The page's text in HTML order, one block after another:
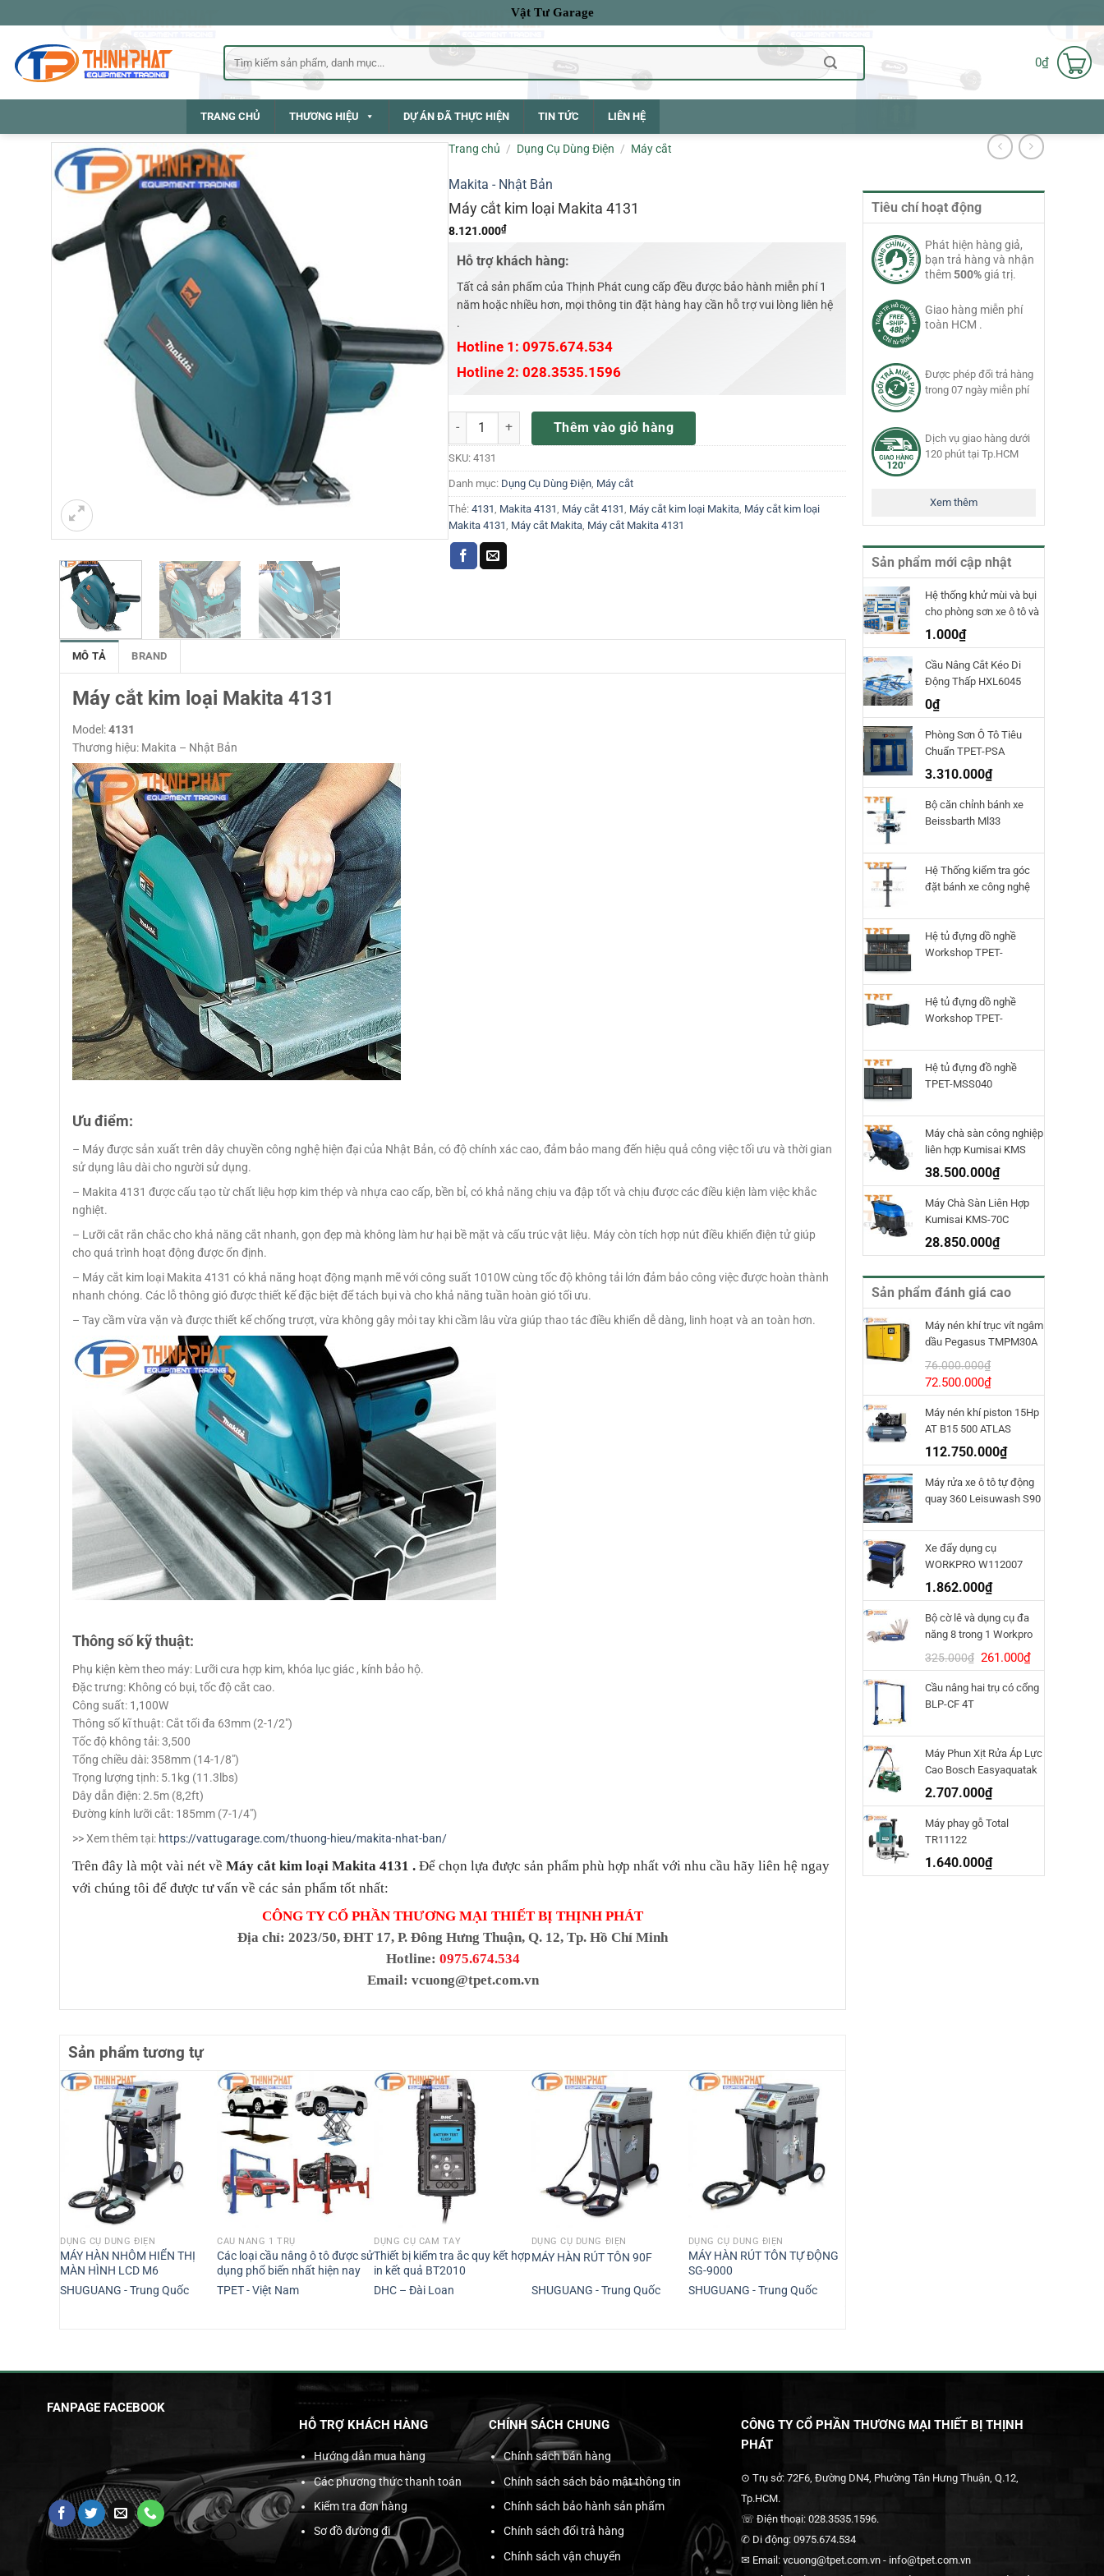
qua
dung
Vật Tư Garage
Tìm
kiếm:
0₫
TRANG CHỦ THƯƠNG HIỆU DỰ ÁN ĐÃ THỰC HIỆN TIN TỨC LIÊN HỆ
Tiêu chí hoạt động
Phát hiện hàng giả,
bạn trả hàng và nhận
thêm500%giá trị.
Giao hàng miễn phí
toàn HCM .
Được phép đổi trả hàng
trong 07 ngày miễn phí
Dịch vụ giao hàng dưới
120 phút tại Tp.HCM
Xem thêm
Sản phẩm mới cập nhật
Hệ thống khử mùi và bụi
cho phòng sơn xe ô tô và
phòng sơn công nghiệp
TPET
1.000₫
Cầu Nâng Cắt Kéo Di
Động Thấp HXL6045
Hauvrex
0₫
Phòng Sơn Ô Tô Tiêu
Chuẩn TPET-PSA
3.310.000₫
Bộ căn chỉnh bánh xe
Beissbarth Ml33
Hệ Thống kiểm tra góc
đặt bánh xe công nghệ
Beissbarth
Hệ tủ đựng dồ nghề
Workshop TPET-
Hệ tủ đựng dồ nghề
Workshop TPET-
Hệ tủ đựng đồ nghề
TPET-MSS040
Máy chà sàn công nghiệp
liên hợp Kumisai KMS
70D
38.500.000₫
Máy Chà Sàn Liên Hợp
Kumisai KMS-70C
28.850.000₫
Sản phẩm đánh giá cao
Máy nén khí trục vít ngâm
dầu Pegasus TMPM30A
INVT
76.000.000₫
Giá
gốc
là:
76.000.000₫.
72.500.000₫Giá
hiện
tại
là:
72.500.000₫.
Máy nén khí piston 15Hp
AT B15 500 ATLAS
COPCO
112.750.000₫
Máy rửa xe ô tô tự động
quay 360 Leisuwash S90
Xe đẩy dụng cụ
WORKPRO W112007
1.862.000₫
Bộ cờ lê và dụng cụ đa
năng 8 trong 1 Workpro
W014011
325.000₫ Giá
gốc
là:
261.000₫Giá
hiện
tại
Cầu nâng hai trụ có cổng
BLP-CF 4T
Máy Phun Xịt Rửa Áp Lực
Cao Bosch Easyaquatak
120
2.707.000₫
Máy phay gỗ Total
TR11122
1.640.000₫
Trang chủ / Dụng Cụ Dùng Điện / Máy cắt
Makita - Nhật Bản
Máy cắt kim loại Makita 4131
8.121.000₫
Hỗ trợ khách hàng:
Tất cả sản phẩm của Thịnh Phát cung cấp đều được bảo hành miễn phí 1
năm hoặc nhiều hơn, mọi thông tin đặt hàng hay cần hỗ trợ vui lòng liên hệ
.
Hotline 1: 0975.674.534
Hotline 2: 028.3535.1596
Máy cắt kim loại Makita 4131 số lượng
Thêm vào giỏ hàng
SKU: 4131
Danh mục: Dụng Cụ Dùng Điện Máy cắt
Thẻ: 4131 Makita 4131 Máy cắt 4131 Máy cắt kim loại Makita Máy cắt kim loại
Makita 4131 Máy cắt Makita Máy cắt Makita 4131
MÔ TẢ BRAND
Máy cắt kim loại Makita 4131
Model:4131
Thương hiệu: Makita – Nhật Bản
Ưu điểm:
– Máy được sản xuất trên dây chuyền công nghệ hiện đại của Nhật Bản, có độ chính xác cao, đảm bảo mang đến hiệu quả công việc tối ưu và thời gian
sử dụng lâu dài cho người sử dụng.
– Makita 4131 được cấu tạo từ chất liệu hợp kim thép và nhựa cao cấp, bền bỉ, có khả năng chịu va đập tốt và chịu được các điều kiện làm việc khắc
nghiệt.
– Lưỡi cắt rắn chắc cho khả năng cắt nhanh, gọn đẹp mà không làm hư hại bề mặt và cấu trúc vật liệu. Máy còn tích hợp nút điều khiển điện tử giúp
cho quá trình hoạt động được ổn định.
– Máy cắt kim loại Makita 4131 có khả năng hoạt động mạnh mẽ với công suất 1010W cùng tốc độ không tải lớn đảm bảo công việc được hoàn thành
nhanh chóng. Các lỗ thông gió được thiết kế đặc biệt để tách bụi và cho khả năng tuần hoàn gió tối ưu.
– Tay cầm vừa vặn và được thiết kế chống trượt, vừa không gây mỏi tay khi cầm lâu vừa giúp thao tác điều khiển dễ dàng, linh hoạt và an toàn hơn.
Thông số kỹ thuật:
Phụ kiện kèm theo máy: Lưỡi cưa hợp kim, khóa lục giác , kính bảo hộ.
Đặc trưng: Không có bụi, tốc độ cắt cao.
Công suất: 1,100W
Thông số kĩ thuật: Cắt tối đa 63mm (2-1/2″)
Tốc độ không tải: 3,500
Tổng chiều dài: 358mm (14-1/8″)
Trọng lượng tịnh: 5.1kg (11.3lbs)
Dây dẫn điện: 2.5m (8,2ft)
Đường kính lưỡi cắt: 185mm (7-1/4″)
>> Xem thêm tại: https://vattugarage.com/thuong-hieu/makita-nhat-ban/
Trên đây là một vài nét về Máy cắt kim loại Makita 4131 . Để chọn lựa được sản phẩm phù hợp nhất với nhu cầu hãy liên hệ ngay
với chúng tôi để được tư vấn về các sản phẩm tốt nhất:
CÔNG TY CỔ PHẦN THƯƠNG MẠI THIẾT BỊ THỊNH PHÁT
Địa chỉ: 2023/50, ĐHT 17, P. Đông Hưng Thuận, Q. 12, Tp. Hồ Chí Minh
Hotline: 0975.674.534
Email: vcuong@tpet.com.vn
Sản phẩm tương tự
DỤNG CỤ DÙNG ĐIỆN
MÁY HÀN NHÔM HIỂN THỊ
MÀN HÌNH LCD M6
SHUGUANG - Trung Quốc
CẦU NÂNG 1 TRỤ
Các loại cầu nâng ô tô được sử
dụng phổ biến nhất hiện nay
TPET - Việt Nam
DỤNG CỤ CẦM TAY
Thiết bị kiểm tra ắc quy kết hợp
in kết quả BT2010
DHC – Đài Loan
DỤNG CỤ DÙNG ĐIỆN
MÁY HÀN RÚT TÔN 90F
SHUGUANG - Trung Quốc
DỤNG CỤ DÙNG ĐIỆN
MÁY HÀN RÚT TÔN TỰ ĐỘNG
SG-9000
SHUGUANG - Trung Quốc
FANPAGE FACEBOOK
HỖ TRỢ KHÁCH HÀNG
Hướng dẫn mua hàng
Các phương thức thanh toán
Kiểm tra đơn hàng
Sơ đồ đường đi
CHÍNH SÁCH CHUNG
Chính sách bán hàng
Chính sách sách bảo mật thông tin
Chính sách bảo hành sản phẩm
Chính sách đổi trả hàng
Chính sách vận chuyển
CÔNG TY CỔ PHẦN THƯƠNG MẠI THIẾT BỊ THỊNH
PHÁT
⊙ Trụ sở: 72F6, Đường DN4, Phường Tân Hưng Thuận, Q.12,
Tp.HCM.
☏ Điện thoại: 028.3535.1596.
✆ Di động: 0975.674.534
✉ Email: vcuong@tpet.com.vn - info@tpet.com.vn